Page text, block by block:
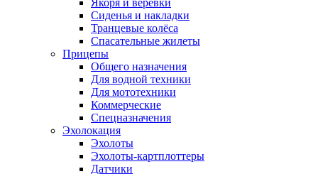
Якоря и веревки
Сиденья и накладки
Транцевые колёса
Спасательные жилеты
Прицепы
Общего назначения
Для водной техники
Для мототехники
Коммерческие
Спецназначения
Эхолокация
Эхолоты
Эхолоты-картплоттеры
Датчики